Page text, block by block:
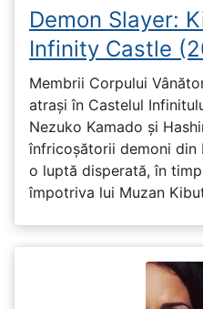
Demon Slayer:
Infinity Castle
Membrii Corpului
atrași în Castelul
Nezuko Kamado și
înfricoșătorii demoni din
o luptă disperată, în
împotriva lui Muzan